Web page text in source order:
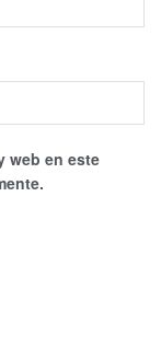
web en este